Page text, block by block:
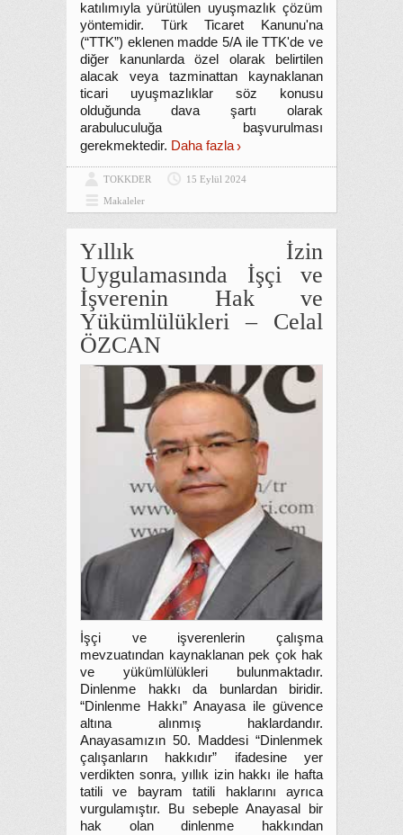
katılımıyla yürütülen uyuşmazlık çözüm
yöntemidir. Türk Ticaret Kanunu'na
(“TTK”) eklenen madde 5/A ile TTK'de ve
diğer kanunlarda özel olarak belirtilen
alacak veya tazminattan kaynaklanan
ticari uyuşmazlıklar söz konusu
olduğunda dava şartı olarak
arabuluculuğa başvurulması
gerekmektedir. Daha fazla
TOKKDER
15 Eylül 2024
Makaleler
Yıllık İzin
Uygulamasında İşçi ve
İşverenin Hak ve
Yükümlülükleri – Celal
ÖZCAN
İşçi ve işverenlerin çalışma
mevzuatından kaynaklanan pek çok hak
ve yükümlülükleri bulunmaktadır.
Dinlenme hakkı da bunlardan biridir.
“Dinlenme Hakkı” Anayasa ile güvence
altına alınmış haklardandır.
Anayasamızın 50. Maddesi “Dinlenmek
çalışanların hakkıdır” ifadesine yer
verdikten sonra, yıllık izin hakkı ile hafta
tatili ve bayram tatili haklarını ayrıca
vurgulamıştır. Bu sebeple Anayasal bir
hak olan dinlenme hakkından